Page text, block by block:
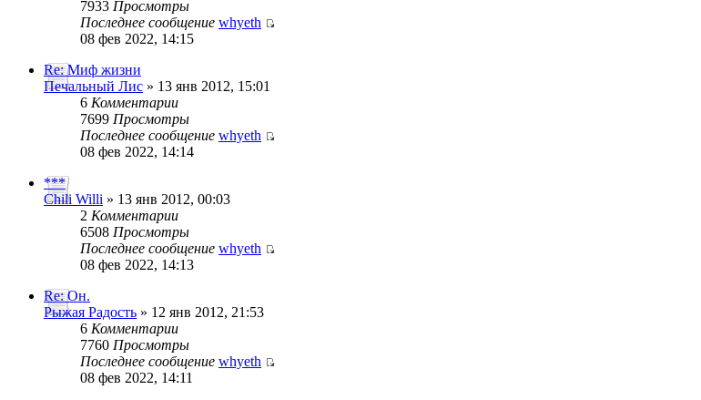
7933 Просмотры
Последнее сообщение whyeth
08 фев 2022, 14:15
Re: Миф жизни
Печальный Лис » 13 янв 2012, 15:01
6 Комментарии
7699 Просмотры
Последнее сообщение whyeth
08 фев 2022, 14:14
***
Chili Willi » 13 янв 2012, 00:03
2 Комментарии
6508 Просмотры
Последнее сообщение whyeth
08 фев 2022, 14:13
Re: Он.
Рыжая Радость » 12 янв 2012, 21:53
6 Комментарии
7760 Просмотры
Последнее сообщение whyeth
08 фев 2022, 14:11